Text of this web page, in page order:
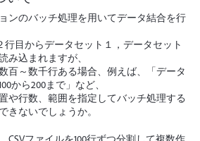
ンのバッチ処理を用いてデータ結合を行
行目からデータセット１，データセット
み込まれますが、
百～数千行ある場合、例えば、「データ
から200まで」など、
や行数、範囲を指定してバッチ処理する
きないでしょうか。